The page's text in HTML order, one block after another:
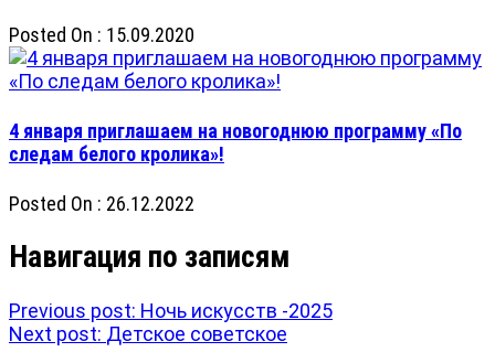
Posted On : 15.09.2020
4 января приглашаем на новогоднюю программу «По
следам белого кролика»!
Posted On : 26.12.2022
Навигация по записям
Previous post: Ночь искусств -2025
Next post: Детское советское